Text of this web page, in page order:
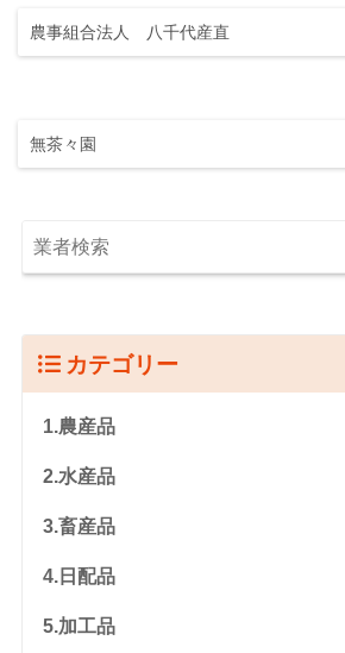
農事組合法人 八千代産直
無茶々園
カテゴリー
1.農産品
2.水産品
3.畜産品
4.日配品
5.加工品